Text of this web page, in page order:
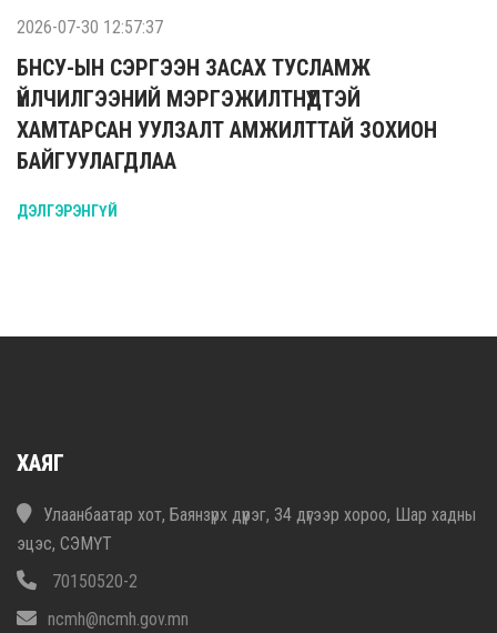
2026-07-30 12:57:37
БНСУ-ЫН СЭРГЭЭН ЗАСАХ ТУСЛАМЖ
ҮЙЛЧИЛГЭЭНИЙ МЭРГЭЖИЛТНҮҮДТЭЙ
ХАМТАРСАН УУЛЗАЛТ АМЖИЛТТАЙ ЗОХИОН
БАЙГУУЛАГДЛАА
ДЭЛГЭРЭНГҮЙ
ХАЯГ
Улаанбаатар хот, Баянзүрх дүүрэг, 34 дүгээр хороо, Шар хадны
эцэс, СЭМҮТ
70150520-2
ncmh@ncmh.gov.mn